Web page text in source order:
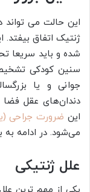
این حالت می
ژنتیک اتفاق بیفتد.
شده و باید سریعا
سنین کودکی
جوانی و یا
دندان‌های عقل فضا
این ضرورت جراحی
می‌شود. در ادامه به
علل ژنتیکی